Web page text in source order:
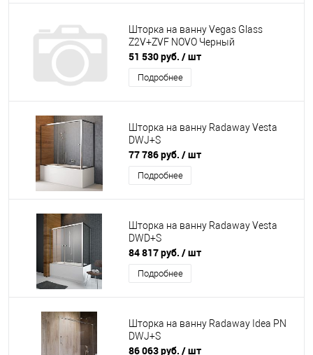
Шторка на ванну Vegas Glass
Z2V+ZVF NOVO Черный
51 530 руб. / шт
Подробнее
Шторка на ванну Radaway Vesta
DWJ+S
77 786 руб. / шт
Подробнее
Шторка на ванну Radaway Vesta
DWD+S
84 817 руб. / шт
Подробнее
Шторка на ванну Radaway Idea PN
DWJ+S
86 063 руб. / шт